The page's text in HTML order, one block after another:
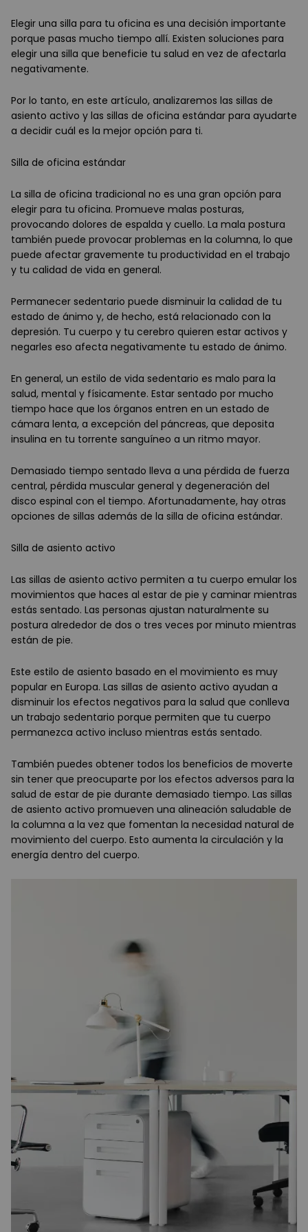
Elegir una silla para tu oficina es una decisión importante
porque pasas mucho tiempo allí. Existen soluciones para
elegir una silla que beneficie tu salud en vez de afectarla
negativamente.
Por lo tanto, en este artículo, analizaremos las sillas de
asiento activo y las sillas de oficina estándar para ayudarte
a decidir cuál es la mejor opción para ti.
Silla de oficina estándar
La silla de oficina tradicional no es una gran opción para
elegir para tu oficina. Promueve malas posturas,
provocando dolores de espalda y cuello. La mala postura
también puede provocar problemas en la columna, lo que
puede afectar gravemente tu productividad en el trabajo
y tu calidad de vida en general.
Permanecer sedentario puede disminuir la calidad de tu
estado de ánimo y, de hecho, está relacionado con la
depresión. Tu cuerpo y tu cerebro quieren estar activos y
negarles eso afecta negativamente tu estado de ánimo.
En general, un estilo de vida sedentario es malo para la
salud, mental y físicamente. Estar sentado por mucho
tiempo hace que los órganos entren en un estado de
cámara lenta, a excepción del páncreas, que deposita
insulina en tu torrente sanguíneo a un ritmo mayor.
Demasiado tiempo sentado lleva a una pérdida de fuerza
central, pérdida muscular general y degeneración del
disco espinal con el tiempo. Afortunadamente, hay otras
opciones de sillas además de la silla de oficina estándar.
Silla de asiento activo
Las sillas de asiento activo permiten a tu cuerpo emular los
movimientos que haces al estar de pie y caminar mientras
estás sentado. Las personas ajustan naturalmente su
postura alrededor de dos o tres veces por minuto mientras
están de pie.
Este estilo de asiento basado en el movimiento es muy
popular en Europa. Las sillas de asiento activo ayudan a
disminuir los efectos negativos para la salud que conlleva
un trabajo sedentario porque permiten que tu cuerpo
permanezca activo incluso mientras estás sentado.
También puedes obtener todos los beneficios de moverte
sin tener que preocuparte por los efectos adversos para la
salud de estar de pie durante demasiado tiempo. Las sillas
de asiento activo promueven una alineación saludable de
la columna a la vez que fomentan la necesidad natural de
movimiento del cuerpo. Esto aumenta la circulación y la
energía dentro del cuerpo.